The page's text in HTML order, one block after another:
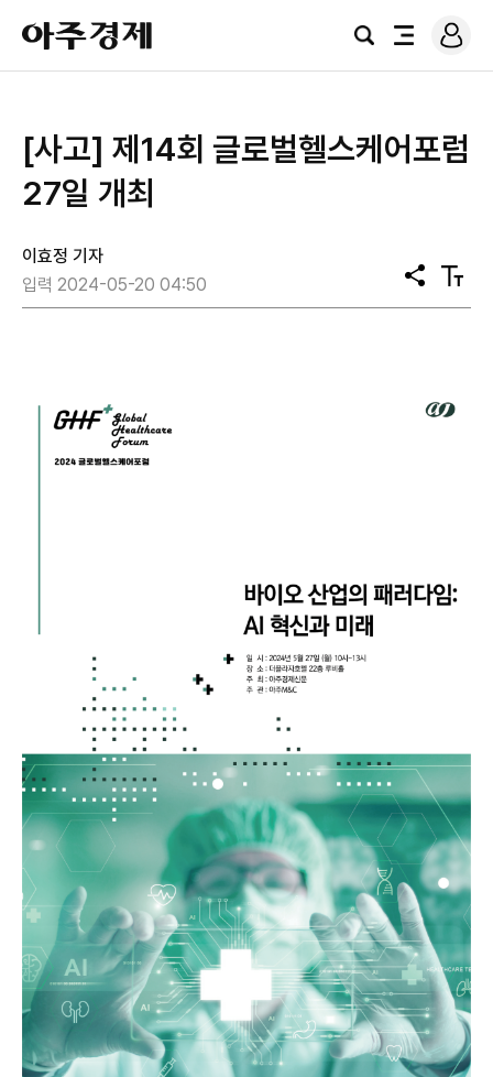
아
주
경
검
전
로
그
[사고] 제14회 글로벌헬스케어포럼
27일 개최
이효정 기자
입력 2024-05-20 04:50
공
유
텍
스